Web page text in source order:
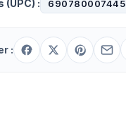
(UPC) : 690780007445
: